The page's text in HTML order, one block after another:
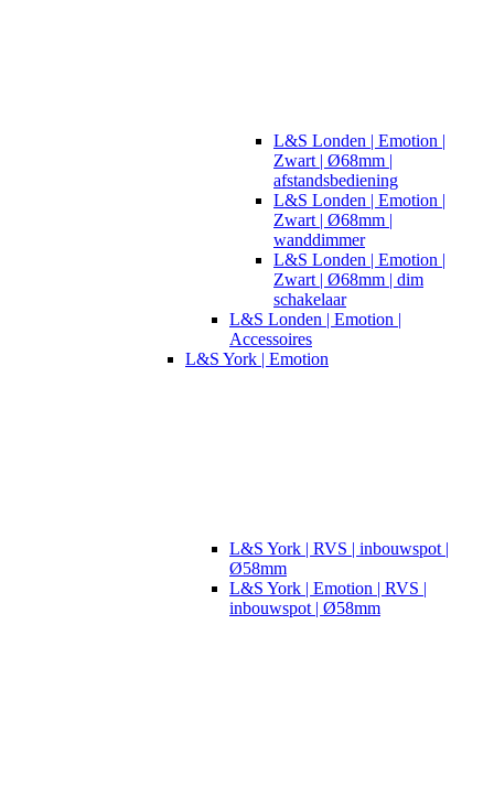
L&S Londen | Emotion |
Zwart | Ø68mm |
afstandsbediening
L&S Londen | Emotion |
Zwart | Ø68mm |
wanddimmer
L&S Londen | Emotion |
Zwart | Ø68mm | dim
schakelaar
L&S Londen | Emotion |
Accessoires
L&S York | Emotion
L&S York | RVS | inbouwspot |
Ø58mm
L&S York | Emotion | RVS |
inbouwspot | Ø58mm